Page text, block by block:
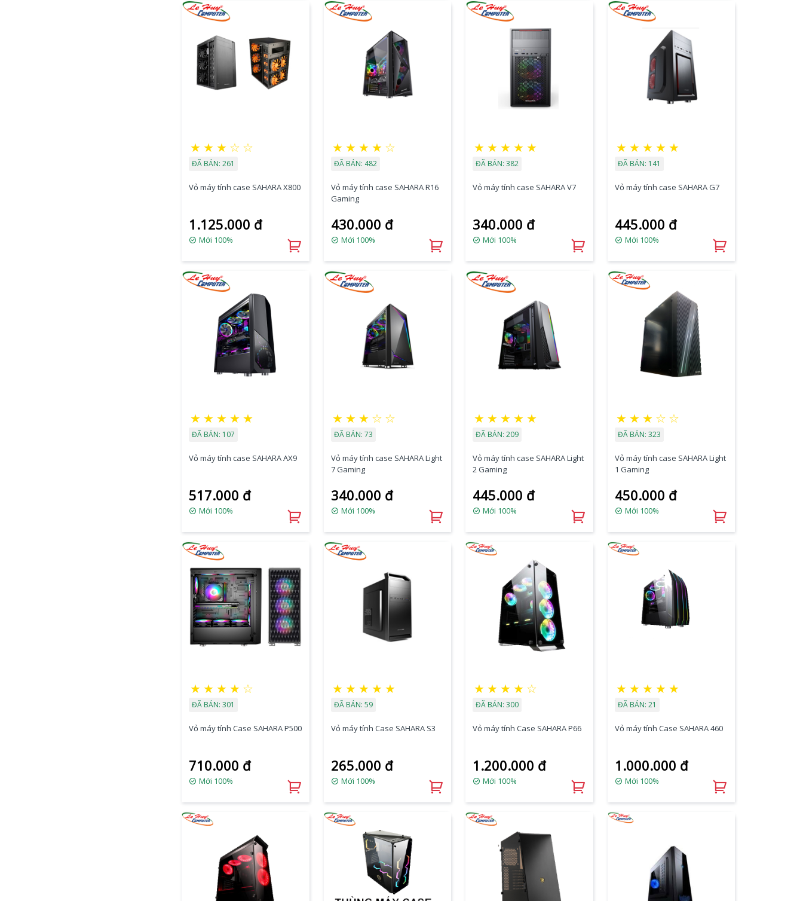
★ ★ ★ ☆ ☆
ĐÃ BÁN: 261
Vỏ máy tính case SAHARA X800
1.125.000 đ
Mới 100%
★ ★ ★ ★ ☆
ĐÃ BÁN: 482
Vỏ máy tính case SAHARA R16
Gaming
430.000 đ
Mới 100%
★ ★ ★ ★ ★
ĐÃ BÁN: 382
Vỏ máy tính case SAHARA V7
340.000 đ
Mới 100%
★ ★ ★ ★ ★
ĐÃ BÁN: 141
Vỏ máy tính case SAHARA G7
445.000 đ
Mới 100%
★ ★ ★ ★ ★
ĐÃ BÁN: 107
Vỏ máy tính case SAHARA AX9
517.000 đ
Mới 100%
★ ★ ★ ☆ ☆
ĐÃ BÁN: 73
Vỏ máy tính case SAHARA Light
7 Gaming
340.000 đ
Mới 100%
★ ★ ★ ★ ★
ĐÃ BÁN: 209
Vỏ máy tính case SAHARA Light
2 Gaming
445.000 đ
Mới 100%
★ ★ ★ ☆ ☆
ĐÃ BÁN: 323
Vỏ máy tính case SAHARA Light
1 Gaming
450.000 đ
Mới 100%
★ ★ ★ ★ ☆
ĐÃ BÁN: 301
Vỏ máy tính Case SAHARA P500
710.000 đ
Mới 100%
★ ★ ★ ★ ★
ĐÃ BÁN: 59
Vỏ máy tính Case SAHARA S3
265.000 đ
Mới 100%
★ ★ ★ ★ ☆
ĐÃ BÁN: 300
Vỏ máy tính Case SAHARA P66
1.200.000 đ
Mới 100%
★ ★ ★ ★ ★
ĐÃ BÁN: 21
Vỏ máy tính Case SAHARA 460
1.000.000 đ
Mới 100%